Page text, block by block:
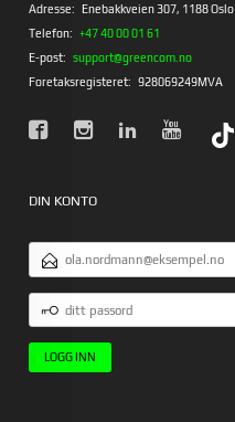
Adresse: Enebakkveien 307, 1188 Oslo
Telefon: +47 40 00 01 61
E-post: support@greencom.no
Foretaksregisteret: 928069249MVA
DIN KONTO
POSTADRESSE
DITT
PASSORD